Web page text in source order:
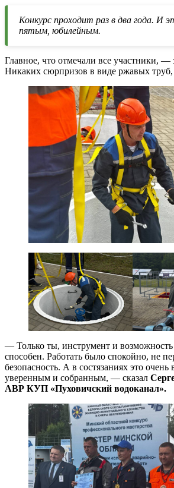
Конкурс проходит раз в два года. И
пятым, юбилейным.
Главное, что отмечали все участники, —
Никаких сюрпризов в виде ржавых труб,
— Только ты, инструмент и возможность
способен. Работать было спокойно, не
безопасность. А в состязаниях это
уверенным и собранным, — сказал
АВР КУП «Пуховичский водоканал».